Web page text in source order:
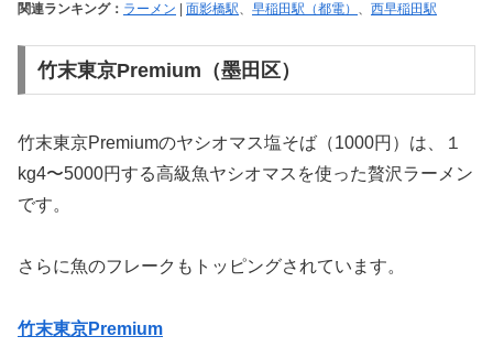
関連ランキング： ラーメン 面影橋駅、 早稲田駅（都電） 、 西早稲田駅
竹末東京Premium（墨田区）
竹末東京Premiumのヤシオマス塩そば（1000円）は、１
kg4〜5000円する高級魚ヤシオマスを使った贅沢ラーメン
です。
さらに魚のフレークもトッピングされています。
竹末東京Premium